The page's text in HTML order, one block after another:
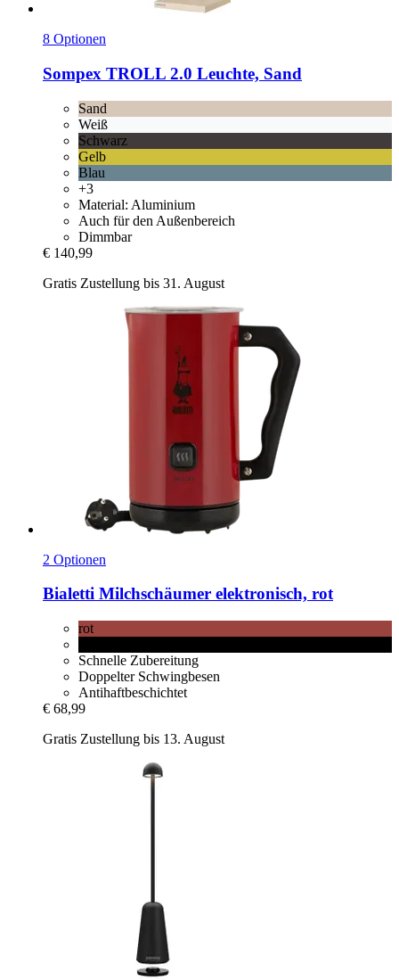
8 Optionen
Sompex TROLL 2.0 Leuchte, Sand
Sand
Weiß
Schwarz
Gelb
Blau
+3
Material: Aluminium
Auch für den Außenbereich
Dimmbar
€ 140,99
Gratis Zustellung bis 31. August
2 Optionen
Bialetti Milchschäumer elektronisch, rot
rot
Schnelle Zubereitung
Doppelter Schwingbesen
Antihaftbeschichtet
€ 68,99
Gratis Zustellung bis 13. August